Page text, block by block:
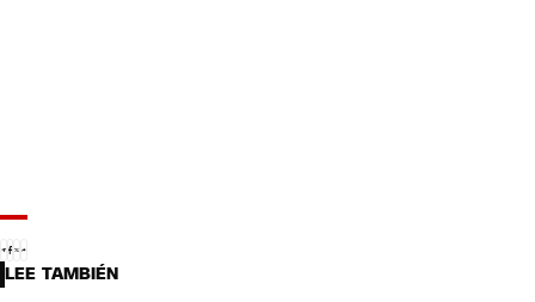
LEE TAMBIÉN